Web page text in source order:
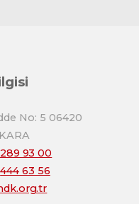
No: 5 06420
93 00
444 63 56